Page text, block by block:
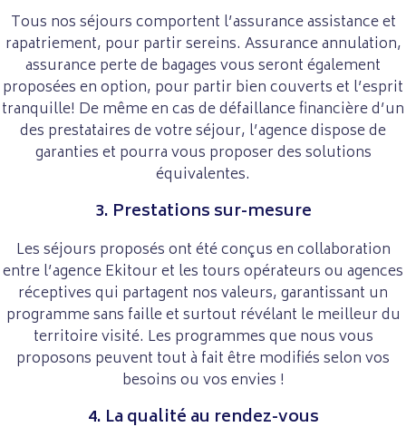
Tous nos séjours comportent l’assurance assistance et
rapatriement, pour partir sereins. Assurance annulation,
assurance perte de bagages vous seront également
proposées en option, pour partir bien couverts et l’esprit
tranquille! De même en cas de défaillance financière d’un
des prestataires de votre séjour, l’agence dispose de
garanties et pourra vous proposer des solutions
équivalentes.
3. Prestations sur-mesure
Les séjours proposés ont été conçus en collaboration
entre l’agence Ekitour et les tours opérateurs ou agences
réceptives qui partagent nos valeurs, garantissant un
programme sans faille et surtout révélant le meilleur du
territoire visité. Les programmes que nous vous
proposons peuvent tout à fait être modifiés selon vos
besoins ou vos envies !
4. La qualité au rendez-vous